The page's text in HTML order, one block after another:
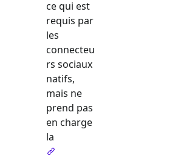
ce qui est
requis par
les
connecteu
rs sociaux
natifs,
mais ne
prend pas
en charge
la